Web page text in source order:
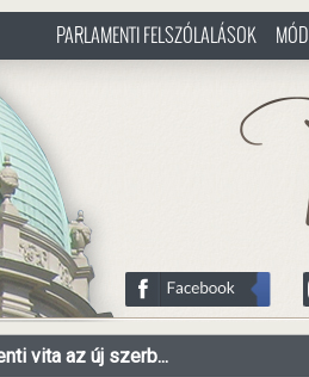
http://
PARLAMENTI FELSZÓLALÁSOK
vita az új szerb...